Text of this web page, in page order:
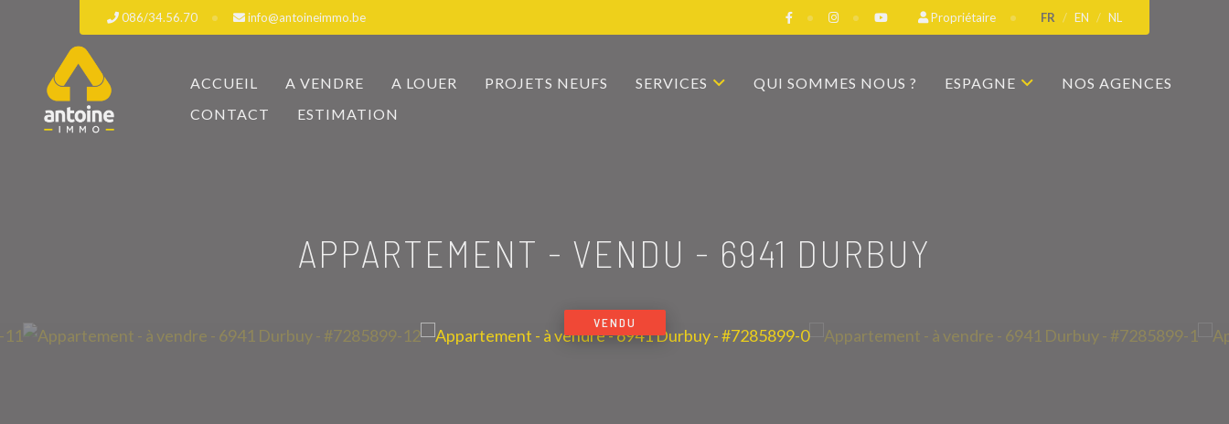
086/34.56.70 info@antoineimmo.be Propriétaire FR EN NL
ACCUEIL A VENDRE A LOUER PROJETS NEUFS SERVICES QUI SOMMES NOUS ? ESPAGNE
NOS AGENCES
CONTACT
ESTIMATION
APPARTEMENT - VENDU - 6941 DURBUY
VENDU